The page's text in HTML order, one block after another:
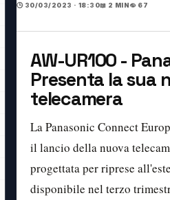
🕒 30/03/2023 · 18:30📖 2 MIN👁️ 67
AW-UR100 -
Presenta la sua
telecamera
La Panasonic Connect
il lancio della nuova
progettata per riprese
disponibile nel terzo